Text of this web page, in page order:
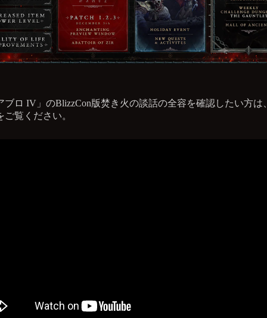
ブロ IV」のBlizzCon版焚き火の談話の全容を確認したい方は
ご覧ください。